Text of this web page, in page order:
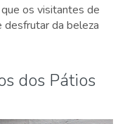
os visitantes de
desfrutar da beleza
dos Pátios